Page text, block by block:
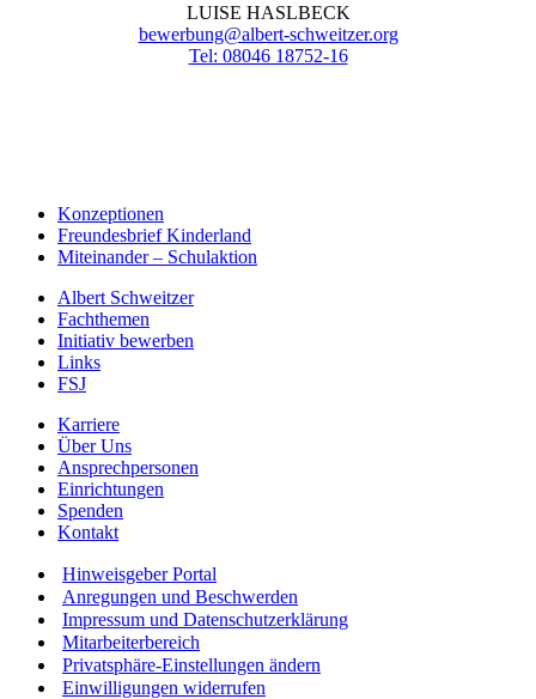
LUISE HASLBECK
bewerbung@albert-schweitzer.org
Tel: 08046 18752-16
Konzeptionen
Freundesbrief Kinderland
Miteinander – Schulaktion
Albert Schweitzer
Fachthemen
Initiativ bewerben
Links
FSJ
Karriere
Über Uns
Ansprechpersonen
Einrichtungen
Spenden
Kontakt
Hinweisgeber Portal
Anregungen und Beschwerden
Impressum und Datenschutzerklärung
Mitarbeiterbereich
Privatsphäre-Einstellungen ändern
Einwilligungen widerrufen